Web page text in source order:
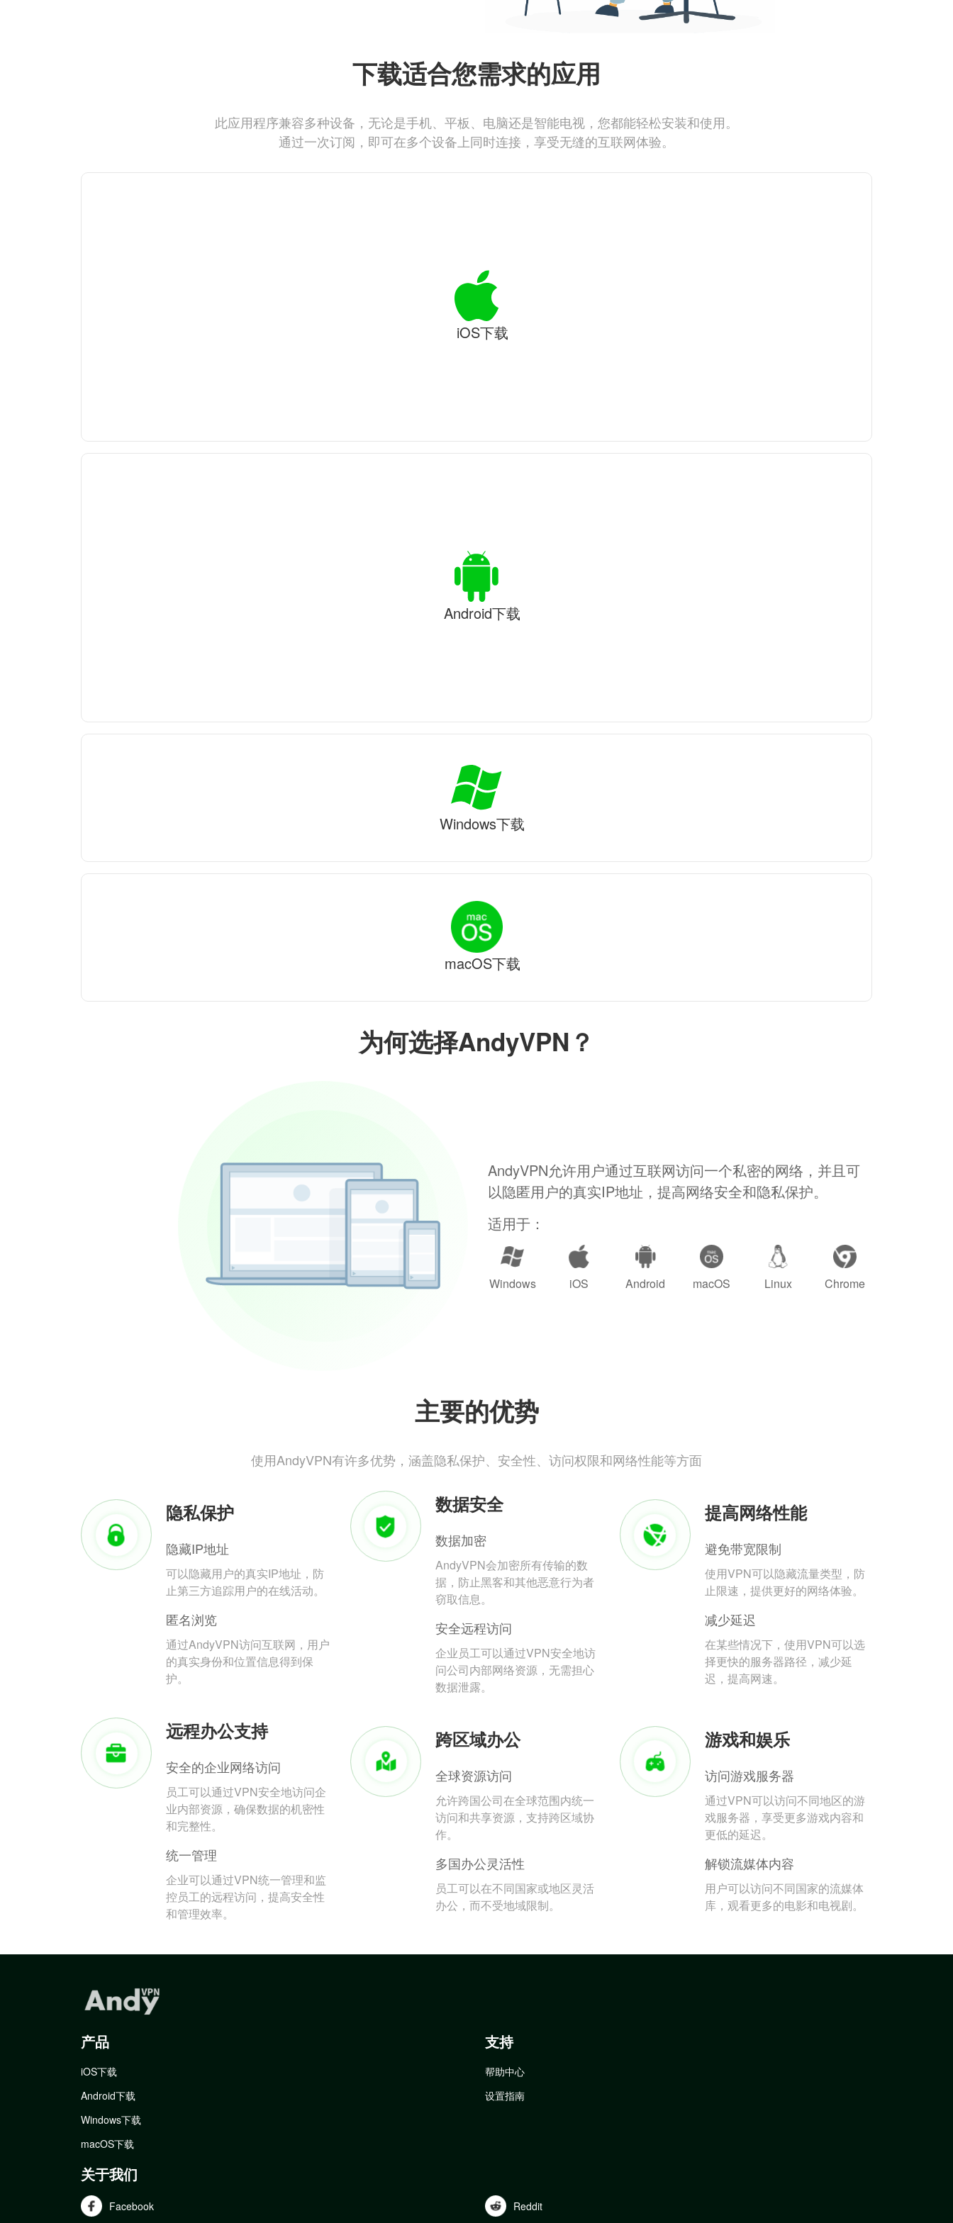
为何选择AndyVPN？
AndyVPN允许用户通过互联网访问一个私密的网络，并且可
以隐匿用户的真实IP地址，提高网络安全和隐私保护。
适用于：
Windows iOS Android macOS Linux Chrome
主要的优势
使用AndyVPN有许多优势，涵盖隐私保护、安全性、访问权限和网络性能等方面
隐私保护
隐藏IP地址
可以隐藏用户的真实IP地址，防
止第三方追踪用户的在线活动。
匿名浏览
通过AndyVPN访问互联网，用户
的真实身份和位置信息得到保
护。
数据安全
数据加密
AndyVPN会加密所有传输的数
据，防止黑客和其他恶意行为者
窃取信息。
安全远程访问
企业员工可以通过VPN安全地访
问公司内部网络资源，无需担心
数据泄露。
提高网络性能
避免带宽限制
使用VPN可以隐藏流量类型，防
止限速，提供更好的网络体验。
减少延迟
在某些情况下，使用VPN可以选
择更快的服务器路径，减少延
迟，提高网速。
远程办公支持
安全的企业网络访问
员工可以通过VPN安全地访问企
业内部资源，确保数据的机密性
和完整性。
统一管理
企业可以通过VPN统一管理和监
控员工的远程访问，提高安全性
和管理效率。
跨区域办公
全球资源访问
允许跨国公司在全球范围内统一
访问和共享资源，支持跨区域协
作。
多国办公灵活性
员工可以在不同国家或地区灵活
办公，而不受地域限制。
游戏和娱乐
访问游戏服务器
通过VPN可以访问不同地区的游
戏服务器，享受更多游戏内容和
更低的延迟。
解锁流媒体内容
用户可以访问不同国家的流媒体
库，观看更多的电影和电视剧。
下载适合您需求的应用
此应用程序兼容多种设备，无论是手机、平板、电脑还是智能电视，您都能轻松安装和使用。
通过一次订阅，即可在多个设备上同时连接，享受无缝的互联网体验。
iOS下载
Android下载
Windows下载
macOS下载
产品
iOS下载
Android下载
Windows下载
macOS下载
支持
帮助中心
设置指南
关于我们
Facebook Reddit